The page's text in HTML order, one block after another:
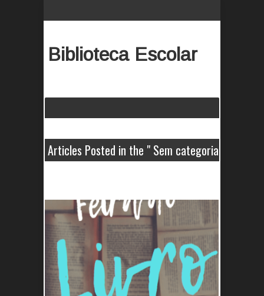
Biblioteca Escolar
Articles Posted in the " Sem categoria
" Category